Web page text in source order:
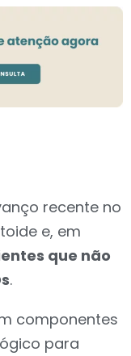
recente no
e, em
que não
.
componentes
para